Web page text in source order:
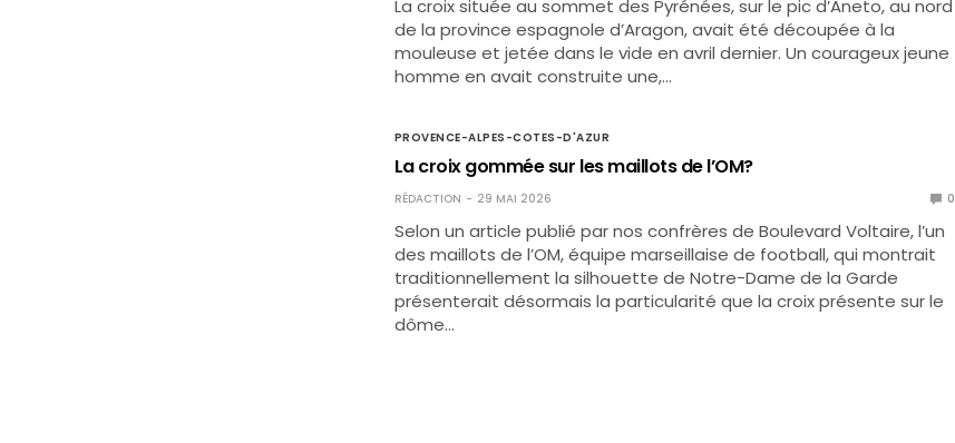
La croix située au sommet des Pyrénées, sur le pic d’Aneto, au nord
de la province espagnole d’Aragon, avait été découpée à la
mouleuse et jetée dans le vide en avril dernier. Un courageux jeune
homme en avait construite une,…
PROVENCE-ALPES-COTES-D'AZUR
La croix gommée sur les maillots de l’OM?
RÉDACTION 29 MAI 2026 0
Selon un article publié par nos confrères de Boulevard Voltaire, l’un
des maillots de l’OM, équipe marseillaise de football, qui montrait
traditionnellement la silhouette de Notre-Dame de la Garde
présenterait désormais la particularité que la croix présente sur le
dôme…